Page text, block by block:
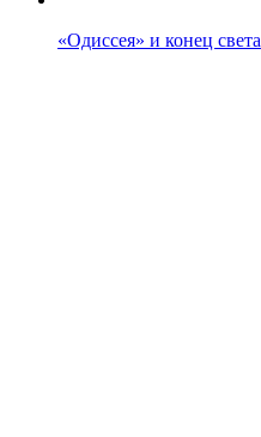
«Одиссея» и конец света